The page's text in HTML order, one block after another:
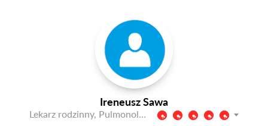
Ireneusz Sawa
Lekarz rodzinny, Pulmonolog, Lekarz chorób wewnętrznych